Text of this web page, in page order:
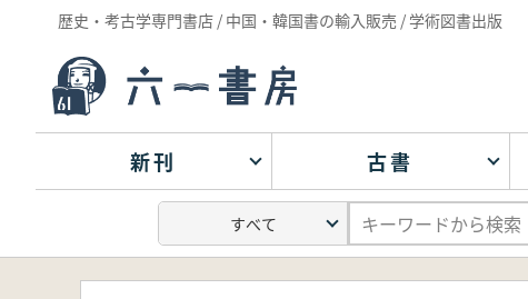
歴史・考古学専門書店 / 中国・韓国書の輸入販売 / 学術図書出版
新刊 古書